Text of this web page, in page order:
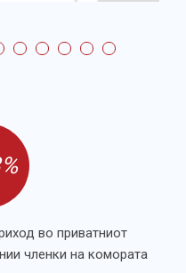
во приватниот
членки на комората